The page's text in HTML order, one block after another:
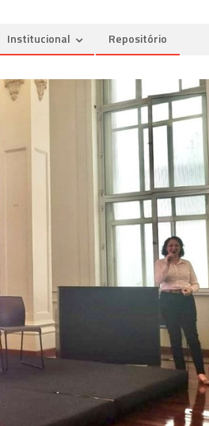
Institucional Repositório